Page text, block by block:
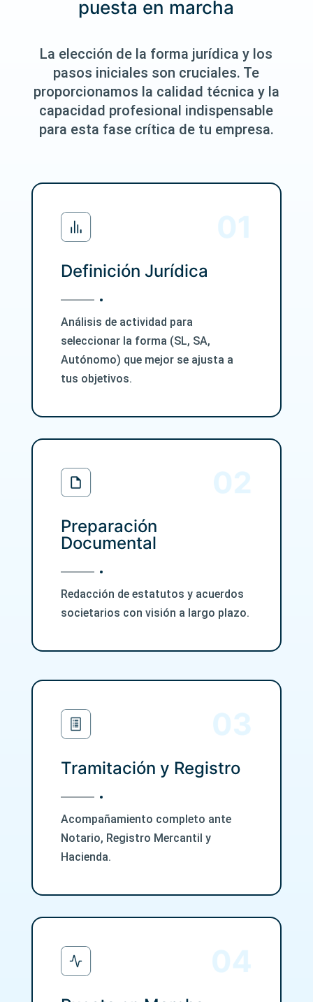
puesta en marcha
La elección de la forma jurídica y los
pasos iniciales son cruciales. Te
proporcionamos la calidad técnica y la
capacidad profesional indispensable
para esta fase crítica de tu empresa.
Definición Jurídica
Análisis de actividad para
seleccionar la forma (SL, SA,
Autónomo) que mejor se ajusta a
tus objetivos.
Preparación
Documental
Redacción de estatutos y acuerdos
societarios con visión a largo plazo.
Tramitación y Registro
Acompañamiento completo ante
Notario, Registro Mercantil y
Hacienda.